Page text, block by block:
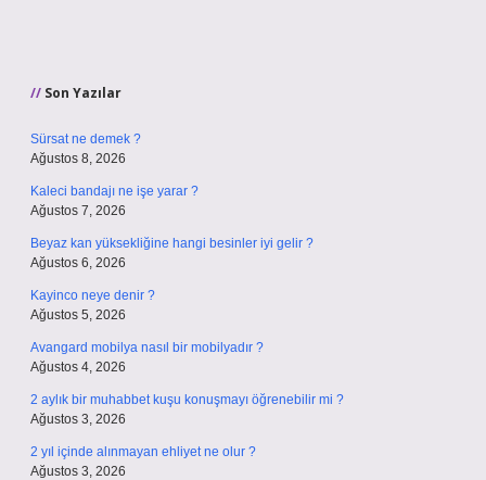
Son Yazılar
Sürsat ne demek ?
Ağustos 8, 2026
Kaleci bandajı ne işe yarar ?
Ağustos 7, 2026
Beyaz kan yüksekliğine hangi besinler iyi gelir ?
Ağustos 6, 2026
Kayinco neye denir ?
Ağustos 5, 2026
Avangard mobilya nasıl bir mobilyadır ?
Ağustos 4, 2026
2 aylık bir muhabbet kuşu konuşmayı öğrenebilir mi ?
Ağustos 3, 2026
2 yıl içinde alınmayan ehliyet ne olur ?
Ağustos 3, 2026